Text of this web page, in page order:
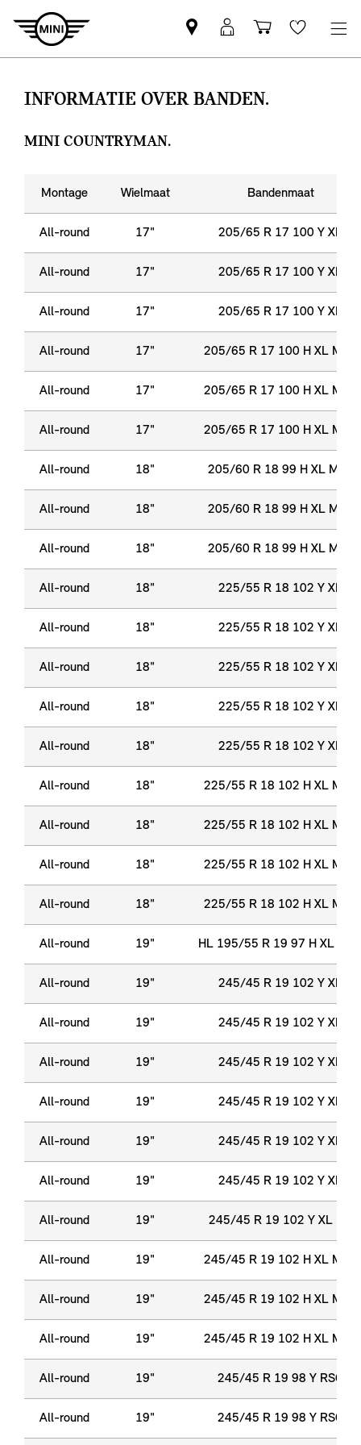
Vind
een
partner
MyMini
login
Wishlist
INFORMATIE OVER BANDEN.
MINI COUNTRYMAN.
Montage Wielmaat Bandenmaat
All-round 17" 205/65 R 17 100 Y XL
All-round 17" 205/65 R 17 100 Y XL
All-round 17" 205/65 R 17 100 Y XL
All-round 17" 205/65 R 17 100 H XL M+S
All-round 17" 205/65 R 17 100 H XL M+S
All-round 17" 205/65 R 17 100 H XL M+S
All-round 18" 205/60 R 18 99 H XL M+S
All-round 18" 205/60 R 18 99 H XL M+S
All-round 18" 205/60 R 18 99 H XL M+S
All-round 18" 225/55 R 18 102 Y XL
All-round 18" 225/55 R 18 102 Y XL
All-round 18" 225/55 R 18 102 Y XL
All-round 18" 225/55 R 18 102 Y XL
All-round 18" 225/55 R 18 102 Y XL
All-round 18" 225/55 R 18 102 H XL M+S
All-round 18" 225/55 R 18 102 H XL M+S
All-round 18" 225/55 R 18 102 H XL M+S
All-round 18" 225/55 R 18 102 H XL M+S
All-round 19" HL 195/55 R 19 97 H XL
All-round 19" 245/45 R 19 102 Y XL
All-round 19" 245/45 R 19 102 Y XL
All-round 19" 245/45 R 19 102 Y XL
All-round 19" 245/45 R 19 102 Y XL
All-round 19" 245/45 R 19 102 Y XL
All-round 19" 245/45 R 19 102 Y XL
All-round 19" 245/45 R 19 102 Y XL HP
All-round 19" 245/45 R 19 102 H XL M+S
All-round 19" 245/45 R 19 102 H XL M+S
All-round 19" 245/45 R 19 102 H XL M+S
All-round 19" 245/45 R 19 98 Y RSC
All-round 19" 245/45 R 19 98 Y RSC